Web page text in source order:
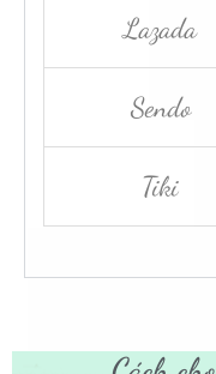
Lazada
Sendo
Tiki